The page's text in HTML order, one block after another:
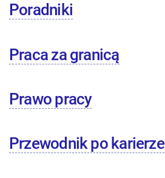
Poradniki
Praca za granicą
Prawo pracy
Przewodnik po karierze